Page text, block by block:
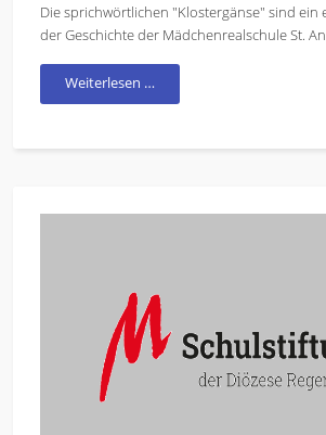
Die sprichwörtlichen "Klostergänse" sind ein
der Geschichte der Mädchenrealschule St.
Weiterlesen …